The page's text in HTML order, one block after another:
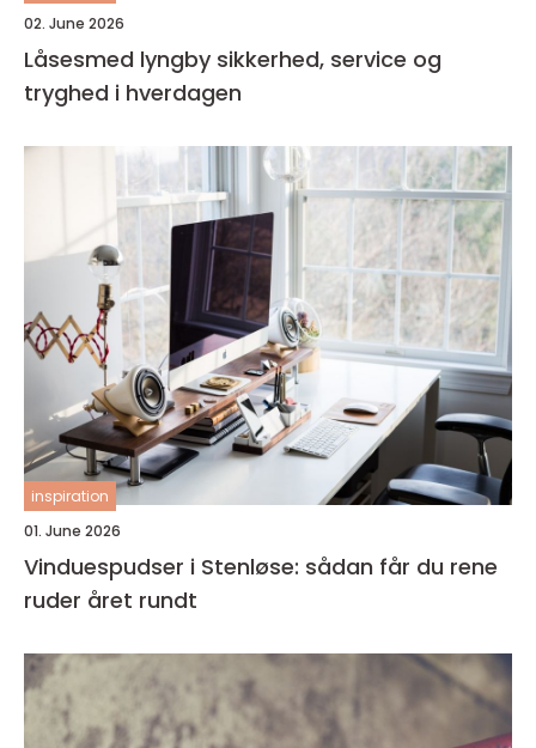
02. June 2026
Låsesmed lyngby sikkerhed, service og
tryghed i hverdagen
inspiration
01. June 2026
Vinduespudser i Stenløse: sådan får du rene
ruder året rundt